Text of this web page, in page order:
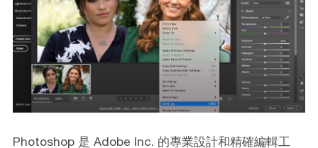
Photoshop 是 Adobe Inc. 的專業設計和精確編輯工